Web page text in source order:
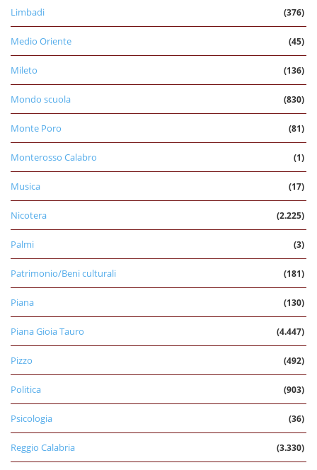
Limbadi (376)
Medio Oriente (45)
Mileto (136)
Mondo scuola (830)
Monte Poro (81)
Monterosso Calabro (1)
Musica (17)
Nicotera (2.225)
Palmi (3)
Patrimonio/Beni culturali (181)
Piana (130)
Piana Gioia Tauro (4.447)
Pizzo (492)
Politica (903)
Psicologia (36)
Reggio Calabria (3.330)